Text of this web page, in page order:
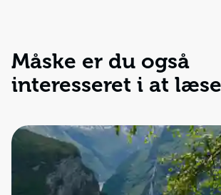
Måske er du også
interesseret i at